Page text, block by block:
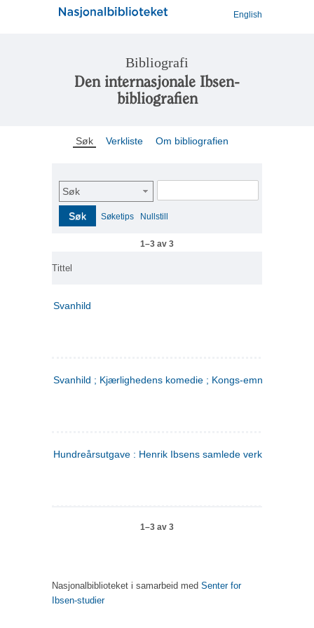
English
Bibliografi
Den internasjonale Ibsen-
bibliografien
Søk Verkliste Om bibliografien
Søk
Søk Søketips Nullstill
1–3 av 3
Tittel
Svanhild
Svanhild ; Kjærlighedens komedie ; Kongs-emnerne
Hundreårsutgave : Henrik Ibsens samlede verker. 4
1–3 av 3
Nasjonalbiblioteket i samarbeid med Senter for
Ibsen-studier